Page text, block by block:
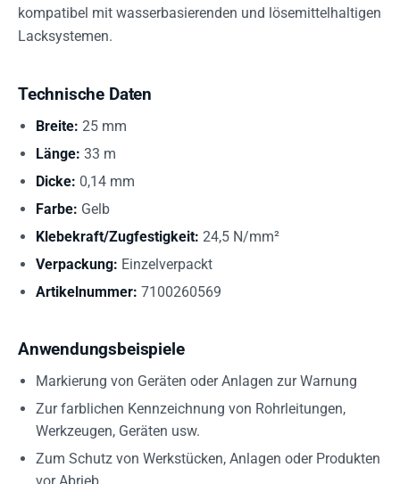
kompatibel mit wasserbasierenden und lösemittelhaltigen
Lacksystemen.
Technische Daten
Breite: 25 mm
Länge: 33 m
Dicke: 0,14 mm
Farbe: Gelb
Klebekraft/Zugfestigkeit: 24,5 N/mm²
Verpackung: Einzelverpackt
Artikelnummer: 7100260569
Anwendungsbeispiele
Markierung von Geräten oder Anlagen zur Warnung
Zur farblichen Kennzeichnung von Rohrleitungen,
Werkzeugen, Geräten usw.
Zum Schutz von Werkstücken, Anlagen oder Produkten